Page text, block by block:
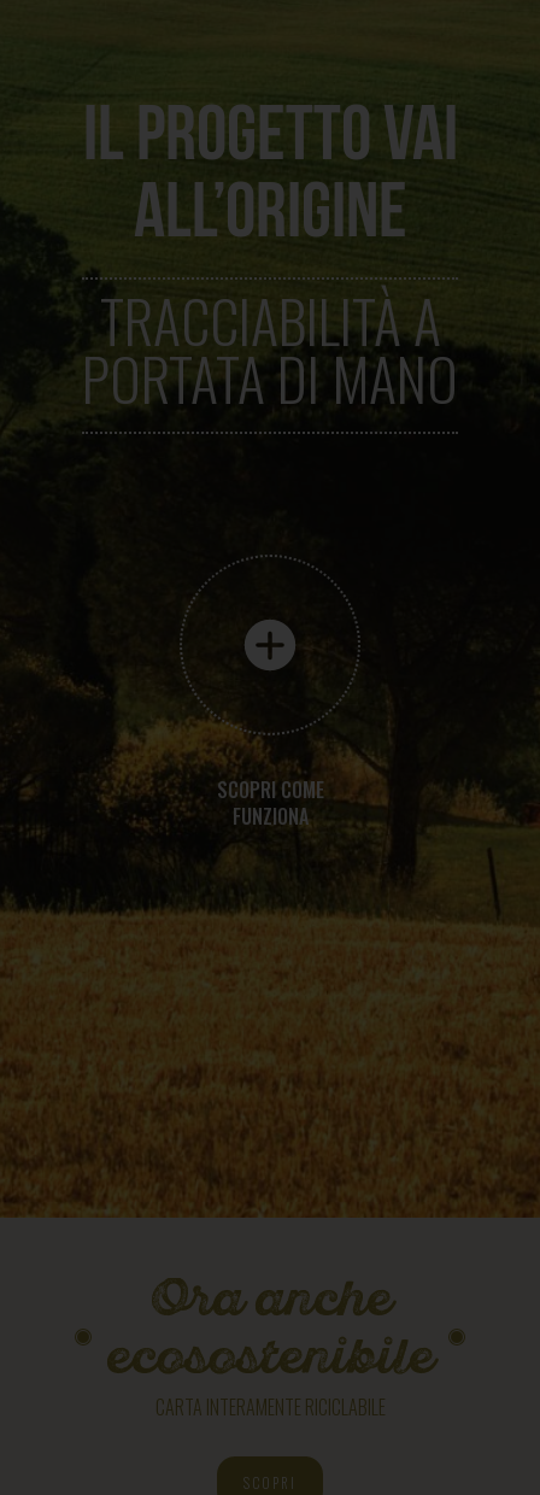
IL PROGETTO VAI
ALL’ORIGINE
TRACCIABILITÀ A
PORTATA DI MANO
SCOPRI COME
FUNZIONA
Ora anche
ecosostenibile
CARTA INTERAMENTE RICICLABILE
SCOPRI